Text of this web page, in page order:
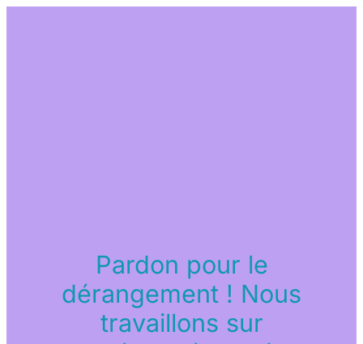
Pardon pour le
dérangement ! Nous
travaillons sur